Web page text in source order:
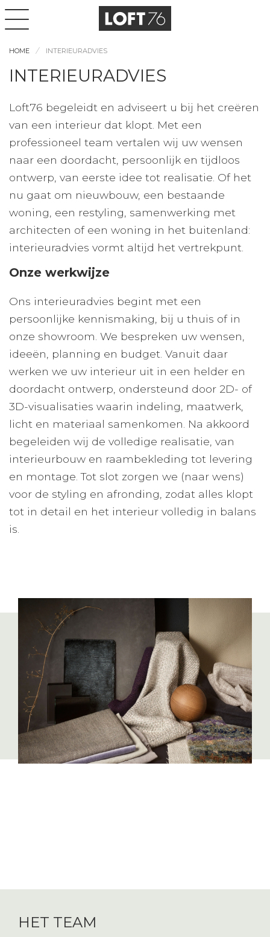
HOME INTERIEURADVIES
INTERIEURADVIES
Loft76 begeleidt en adviseert u bij het creëren
van een interieur dat klopt. Met een
professioneel team vertalen wij uw wensen
naar een doordacht, persoonlijk en tijdloos
ontwerp, van eerste idee tot realisatie. Of het
nu gaat om nieuwbouw, een bestaande
woning, een restyling, samenwerking met
architecten of een woning in het buitenland:
interieuradvies vormt altijd het vertrekpunt.
Onze werkwijze
Ons interieuradvies begint met een
persoonlijke kennismaking, bij u thuis of in
onze showroom. We bespreken uw wensen,
ideeën, planning en budget. Vanuit daar
werken we uw interieur uit in een helder en
doordacht ontwerp, ondersteund door 2D- of
3D-visualisaties waarin indeling, maatwerk,
licht en materiaal samenkomen. Na akkoord
begeleiden wij de volledige realisatie, van
interieurbouw en raambekleding tot levering
en montage. Tot slot zorgen we (naar wens)
voor de styling en afronding, zodat alles klopt
tot in detail en het interieur volledig in balans
is.
HET TEAM